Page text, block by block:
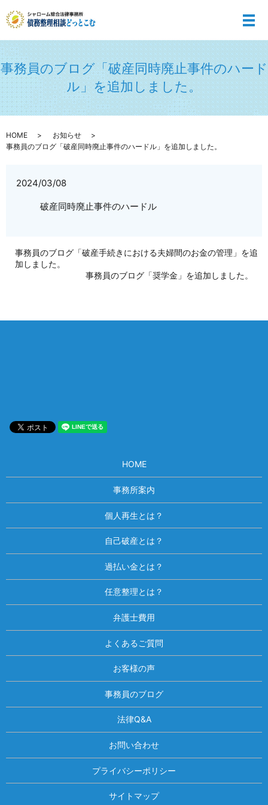
メ
事務員のブログ「破産同時廃止事件のハード
ル」を追加しました。
HOME
お知らせ
事務員のブログ「破産同時廃止事件のハードル」を追加しました。
2024/03/08
破産同時廃止事件のハードル
事務員のブログ「破産手続きにおける夫婦間のお金の管理」を追
加しました。
事務員のブログ「奨学金」を追加しました。
HOME
事務所案内
個人再生とは？
自己破産とは？
過払い金とは？
任意整理とは？
弁護士費用
よくあるご質問
お客様の声
事務員のブログ
法律Q&A
お問い合わせ
プライバシーポリシー
サイトマップ